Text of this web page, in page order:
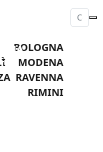
BOLOGNA
MODENA
RAVENNA
RIMINI